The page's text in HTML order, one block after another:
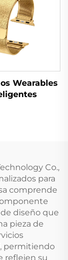
Wearables
Co.,
para
comprende
diseño que
pieza de
permitiendo
reflejen su